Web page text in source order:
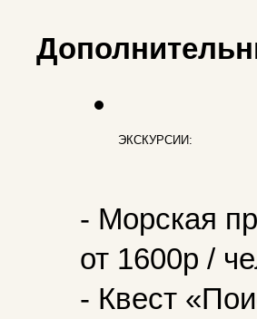
ЭКСКУРСИИ:
- Морская
от 1600р /
- Квест